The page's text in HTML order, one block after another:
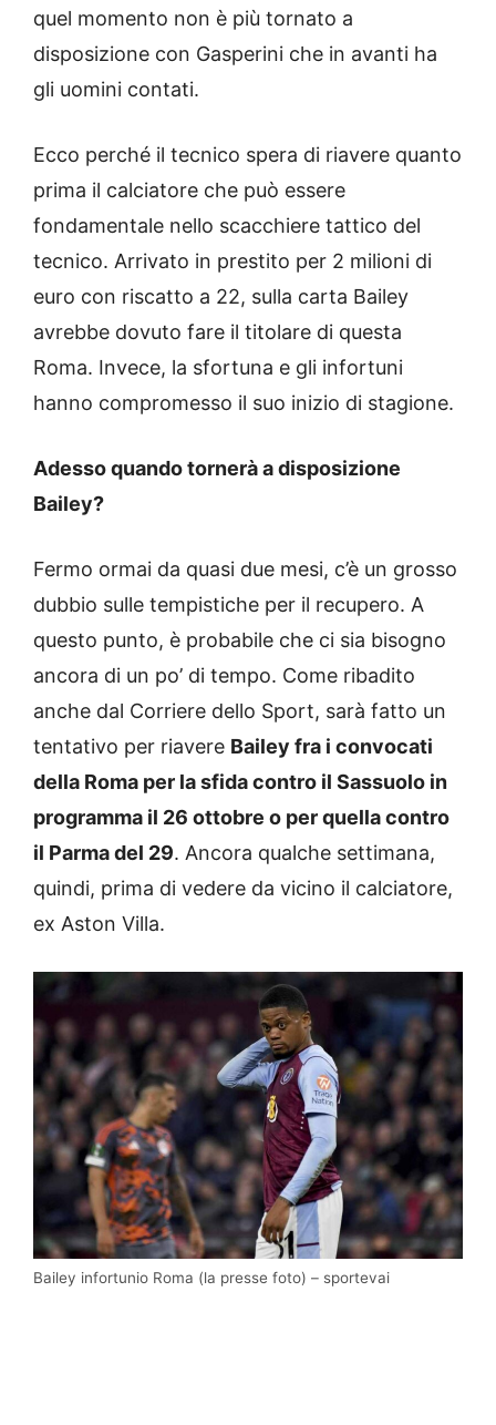
quel momento non è più tornato a
disposizione con Gasperini che in avanti ha
gli uomini contati.
Ecco perché il tecnico spera di riavere quanto
prima il calciatore che può essere
fondamentale nello scacchiere tattico del
tecnico. Arrivato in prestito per 2 milioni di
euro con riscatto a 22, sulla carta Bailey
avrebbe dovuto fare il titolare di questa
Roma. Invece, la sfortuna e gli infortuni
hanno compromesso il suo inizio di stagione.
Adesso quando tornerà a disposizione
Bailey?
Fermo ormai da quasi due mesi, c’è un grosso
dubbio sulle tempistiche per il recupero. A
questo punto, è probabile che ci sia bisogno
ancora di un po’ di tempo. Come ribadito
anche dal Corriere dello Sport, sarà fatto un
tentativo per riavere Bailey fra i convocati
della Roma per la sfida contro il Sassuolo in
programma il 26 ottobre o per quella contro
il Parma del 29. Ancora qualche settimana,
quindi, prima di vedere da vicino il calciatore,
ex Aston Villa.
Bailey infortunio Roma (la presse foto) – sportevai